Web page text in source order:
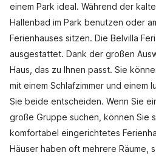
einem Park ideal. Während der
Hallenbad im Park benutzen oder
Ferienhauses sitzen. Die Belvilla
ausgestattet. Dank der großen
Haus, das zu Ihnen passt. Sie
mit einem Schlafzimmer und einem
Sie beide entscheiden. Wenn Sie
große Gruppe suchen, können Sie
komfortabel eingerichtetes
Häuser haben oft mehrere Räume,